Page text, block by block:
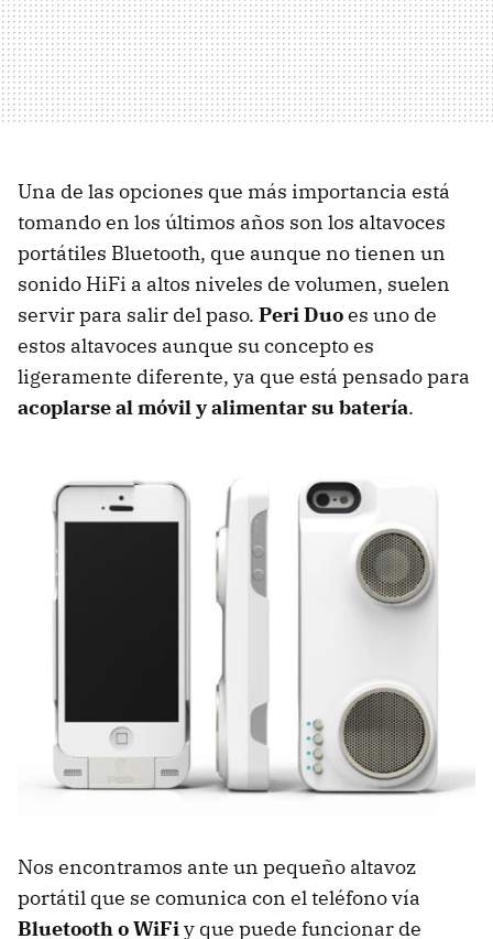
Una de las opciones que más importancia está
tomando en los últimos años son los altavoces
portátiles Bluetooth, que aunque no tienen un
sonido HiFi a altos niveles de volumen, suelen
servir para salir del paso. Peri Duoes uno de
estos altavoces aunque su concepto es
ligeramente diferente, ya que está pensado para
acoplarse al móvil y alimentar su batería.
Nos encontramos ante un pequeño altavoz
portátil que se comunica con el teléfono vía
Bluetooth o WiFiy que puede funcionar de